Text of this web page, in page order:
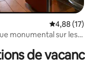
4,88 (17)
monumental sur les
de